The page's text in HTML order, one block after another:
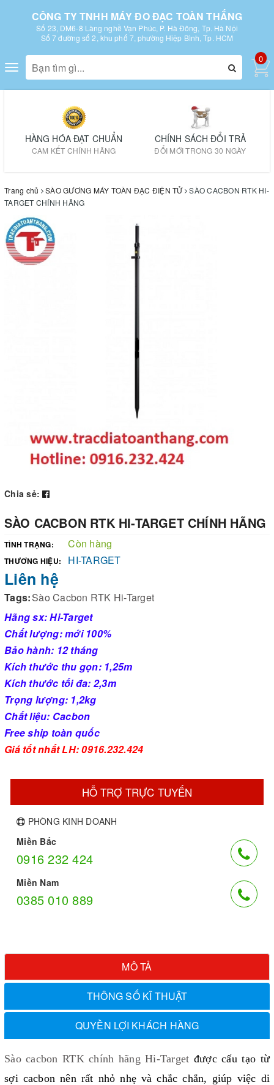
CÔNG TY TNHH MÁY ĐO ĐẠC TOÀN THẮNG
Số 23, DM6-8 Làng nghề Vạn Phúc, P. Hà Đông, Tp. Hà Nội
Số 7 đường số 2, khu phố 7, phường Hiệp Bình, Tp. HCM
Toggle
navigation
0
HÀNG HÓA ĐẠT CHUẨN
CAM KẾT CHÍNH HÃNG
CHÍNH SÁCH ĐỔI TRẢ
ĐỔI MỚI TRONG 30 NGÀY
Trang chủ SÀO GƯƠNG MÁY TOÀN ĐẠC ĐIỆN TỬ
SÀO CACBON RTK HI-
TARGET CHÍNH HÃNG
Chia sẻ:
SÀO CACBON RTK HI-TARGET CHÍNH HÃNG
TÌNH TRẠNG: Còn hàng
THƯƠNG HIỆU: HI-TARGET
Liên hệ
Tags:Sào Cacbon RTK Hi-Target
Hãng sx: Hi-Target
Chất lượng: mới 100%
Bảo hành: 12 tháng
Kích thước thu gọn: 1,25m
Kích thước tối đa: 2,3m
Trọng lượng: 1,2kg
Chất liệu: Cacbon
Free ship toàn quốc
Giá tốt nhất LH: 0916.232.424
HỖ TRỢ TRỰC TUYẾN
PHÒNG KINH DOANH
Miền Bắc
0916 232 424
Miền Nam
0385 010 889
MÔ TẢ
THÔNG SỐ KĨ THUẬT
QUYỀN LỢI KHÁCH HÀNG
Sào cacbon RTK chính hãng Hi-Target được cấu tạo từ
sợi cacbon nên rất nhỏ nhẹ và chắc chắn, giúp việc di